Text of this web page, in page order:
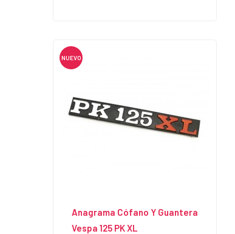
NUEVO
Anagrama Cófano Y Guantera
Vespa 125 PK XL